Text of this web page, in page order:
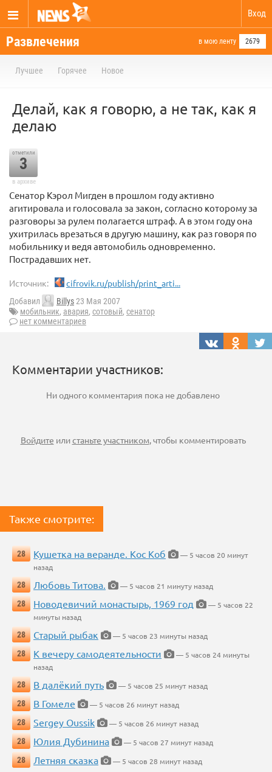
Вход
Развлечения в мою ленту 2679
Лучшее Горячее Новое
Делай, как я говорю, а не так, как я
делаю
отметили
3
в архиве
Сенатор Кэрол Мигден в прошлом году активно
агитировала и голосовала за закон, согласно которому за
разговоры за рулем полагается штраф. А в этом году она
ухитрилась врезаться в другую машину, как раз говоря по
мобильнику и ведя автомобиль одновременно.
Пострадавших нет.
Источник: cifrovik.ru/publish/print_arti...
Добавил Billys23 Мая 2007
мобильник, авария, сотовый, сенатор
нет комментариев
Комментарии участников:
Ни одного комментария пока не добавлено
Войдите илистаньте участником, чтобы комментировать
Также смотрите:
28 Кушетка на веранде. Кос Коб
— 5 часов 20 минут
назад
28
Любовь Титова.
— 5 часов 21 минуту назад
28
Новодевичий монастырь, 1969 год
— 5 часов 22
минуты назад
28
Старый рыбак
— 5 часов 23 минуты назад
28
К вечеру самодеятельности
— 5 часов 24 минуты
назад
28
В далёкий путь
— 5 часов 25 минут назад
28
В Гомеле
— 5 часов 26 минут назад
28
Sergey Oussik
— 5 часов 26 минут назад
28
Юлия Дубинина
— 5 часов 27 минут назад
28
Летняя сказка — 5 часов 28 минут назад